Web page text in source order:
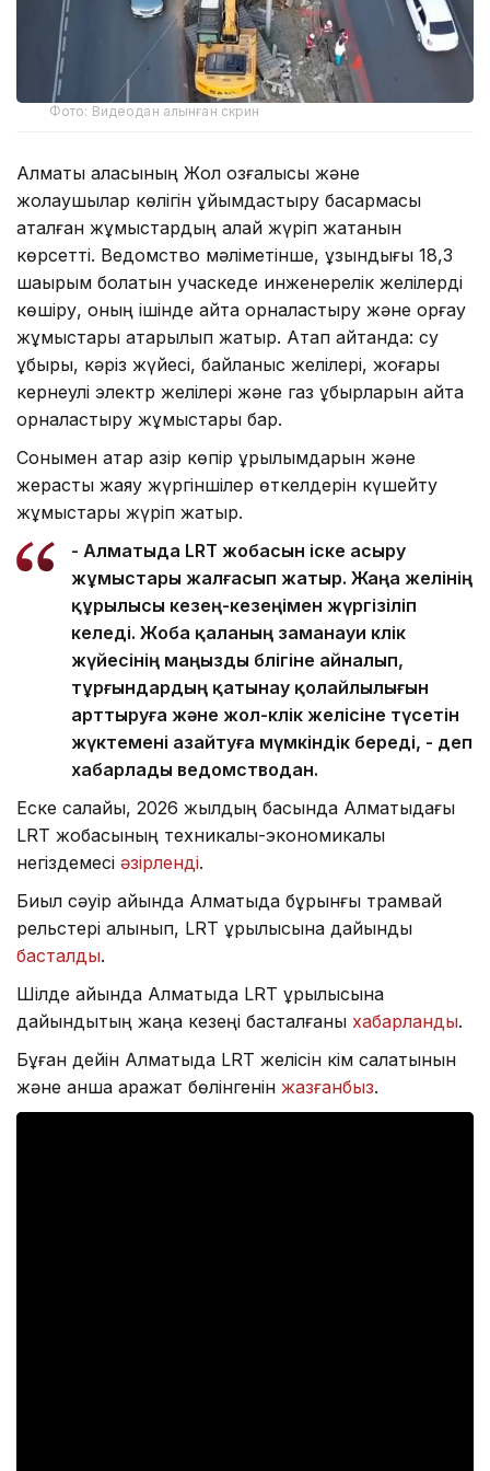
Фото: Видеодан алынған скрин
Алматы қаласының Жол қозғалысы және
жолаушылар көлігін ұйымдастыру басқармасы
аталған жұмыстардың қалай жүріп жатқанын
көрсетті. Ведомство мәліметінше, ұзындығы 18,3
шақырым болатын учаскеде инженерелік желілерді
көшіру, оның ішінде қайта орналастыру және қорғау
жұмыстары атқарылып жатыр. Атап айтқанда: су
құбыры, кәріз жүйесі, байланыс желілері, жоғары
кернеулі электр желілері және газ құбырларын қайта
орналастыру жұмыстары бар.
Сонымен қатар қазір көпір құрылымдарын және
жерасты жаяу жүргіншілер өткелдерін күшейту
жұмыстары жүріп жатыр.
- Алматыда LRT жобасын іске асыру
жұмыстары жалғасып жатыр. Жаңа желінің
құрылысы кезең-кезеңімен жүргізіліп
келеді. Жоба қаланың заманауи көлік
жүйесінің маңызды бөлігіне айналып,
тұрғындардың қатынау қолайлылығын
арттыруға және жол-көлік желісіне түсетін
жүктемені азайтуға мүмкіндік береді, - деп
хабарлады ведомстводан.
Еске салайық, 2026 жылдың басында Алматыдағы
LRT жобасының техникалық-экономикалық
негіздемесі әзірленді.
Биыл сәуір айында Алматыда бұрынғы трамвай
рельстері алынып, LRT құрылысына дайындық
басталды.
Шілде айында Алматыда LRT құрылысына
дайындықтың жаңа кезеңі басталғаны хабарланды.
Бұған дейін Алматыда LRT желісін кім салатынын
және қанша қаражат бөлінгенін жазғанбыз.